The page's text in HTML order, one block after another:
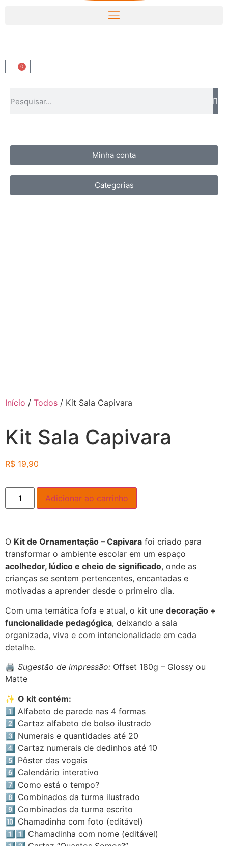
0
Minha conta
Categorias
Início / Todos / Kit Sala Capivara
Kit Sala Capivara
R$ 19,90
Adicionar ao carrinho
O Kit de Ornamentação – Capivara foi criado para
transformar o ambiente escolar em um espaço
acolhedor, lúdico e cheio de significado, onde as
crianças se sentem pertencentes, encantadas e
motivadas a aprender desde o primeiro dia.
Com uma temática fofa e atual, o kit une decoração +
funcionalidade pedagógica, deixando a sala
organizada, viva e com intencionalidade em cada
detalhe.
🖨️ Sugestão de impressão: Offset 180g – Glossy ou
Matte
✨ O kit contém:
1️⃣ Alfabeto de parede nas 4 formas
2️⃣ Cartaz alfabeto de bolso ilustrado
3️⃣ Numerais e quantidades até 20
4️⃣ Cartaz numerais de dedinhos até 10
5️⃣ Pôster das vogais
6️⃣ Calendário interativo
7️⃣ Como está o tempo?
8️⃣ Combinados da turma ilustrado
9️⃣ Combinados da turma escrito
🔟 Chamadinha com foto (editável)
1️⃣1️⃣ Chamadinha com nome (editável)